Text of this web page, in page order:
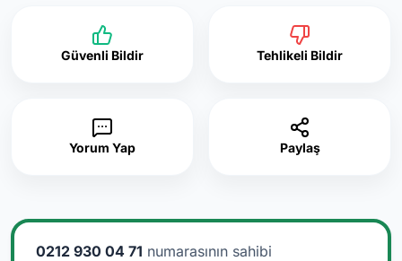
Güvenli Bildir Tehlikeli Bildir
Yorum Yap Paylaş
0212 930 04 71 numarasının sahibi